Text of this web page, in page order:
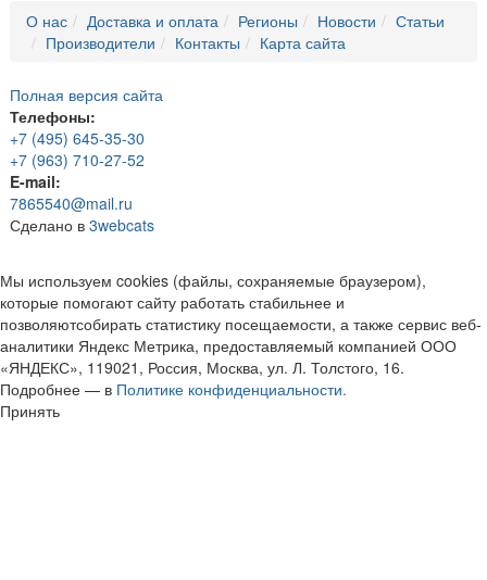
О нас Доставка и оплата Регионы Новости
Статьи
Производители
Контакты Карта сайта
Полная версия сайта
Телефоны:
+7 (495) 645-35-30
+7 (963) 710-27-52
E-mail:
7865540@mail.ru
Сделано в 3webcats
Мы используем cookies (файлы, сохраняемые браузером),
которые помогают сайту работать стабильнее и
позволяютсобирать статистику посещаемости, а также сервис веб-
аналитики Яндекс Метрика, предоставляемый компанией ООО
«ЯНДЕКС», 119021, Россия, Москва, ул. Л. Толстого, 16.
Подробнее — в Политике конфиденциальности.
Принять